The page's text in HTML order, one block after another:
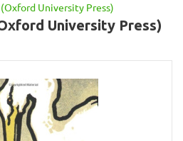
University Press)
University Press)